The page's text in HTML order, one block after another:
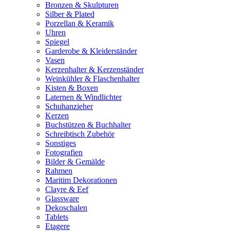
Bronzen & Skulpturen
Silber & Plated
Porzellan & Keramik
Uhren
Spiegel
Garderobe & Kleiderständer
Vasen
Kerzenhalter & Kerzenständer
Weinkühler & Flaschenhalter
Kisten & Boxen
Laternen & Windlichter
Schuhanzieher
Kerzen
Buchstützen & Buchhalter
Schreibtisch Zubehör
Sonstiges
Fotografien
Bilder & Gemälde
Rahmen
Maritim Dekorationen
Clayre & Eef
Glassware
Dekoschalen
Tablets
Etagere